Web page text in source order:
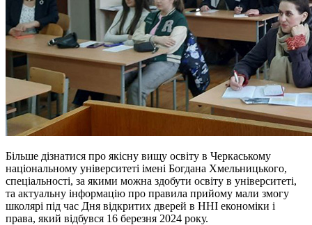
Більше дізнатися про якісну вищу освіту в Черкаському
національному університеті імені Богдана Хмельницького,
спеціальності, за якими можна здобути освіту в університеті,
та актуальну інформацію про правила прийому мали змогу
школярі під час Дня відкритих дверей в ННІ економіки і
права, який відбувся 16 березня 2024 року.